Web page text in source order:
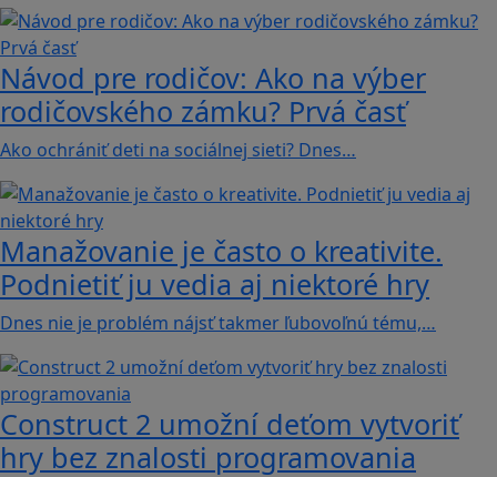
Návod pre rodičov: Ako na výber
rodičovského zámku? Prvá časť
Ako ochrániť deti na sociálnej sieti? Dnes…
Manažovanie je často o kreativite.
Podnietiť ju vedia aj niektoré hry
Dnes nie je problém nájsť takmer ľubovoľnú tému,…
Construct 2 umožní deťom vytvoriť
hry bez znalosti programovania